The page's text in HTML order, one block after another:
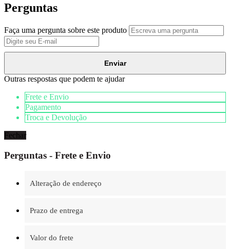
Perguntas
Faça uma pergunta sobre este produto
Enviar
Outras respostas que podem te ajudar
Frete e Envio
Pagamento
Troca e Devolução
Fechar
Perguntas - Frete e Envio
Alteração de endereço
Prazo de entrega
Valor do frete